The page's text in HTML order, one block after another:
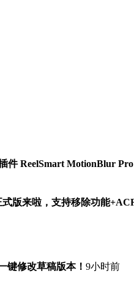
件 ReelSmart MotionBlur Pro
式版来啦，支持移除功能
键修改草稿版本！ 9小时前